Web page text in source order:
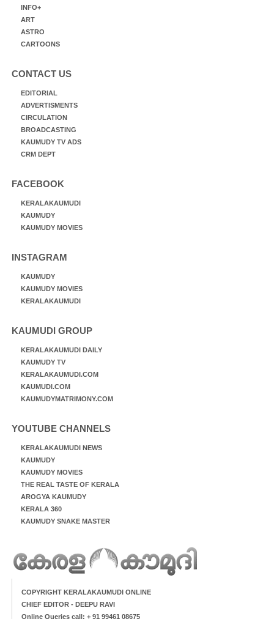
INFO+
ART
ASTRO
CARTOONS
CONTACT US
EDITORIAL
ADVERTISMENTS
CIRCULATION
BROADCASTING
KAUMUDY TV ADS
CRM DEPT
FACEBOOK
KERALAKAUMUDI
KAUMUDY
KAUMUDY MOVIES
INSTAGRAM
KAUMUDY
KAUMUDY MOVIES
KERALAKAUMUDI
KAUMUDI GROUP
KERALAKAUMUDI DAILY
KAUMUDY TV
KERALAKAUMUDI.COM
KAUMUDI.COM
KAUMUDYMATRIMONY.COM
YOUTUBE CHANNELS
KERALAKAUMUDI NEWS
KAUMUDY
KAUMUDY MOVIES
THE REAL TASTE OF KERALA
AROGYA KAUMUDY
KERALA 360
KAUMUDY SNAKE MASTER
COPYRIGHT KERALAKAUMUDI ONLINE
CHIEF EDITOR - DEEPU RAVI
Online Queries call: + 91 99461 08675